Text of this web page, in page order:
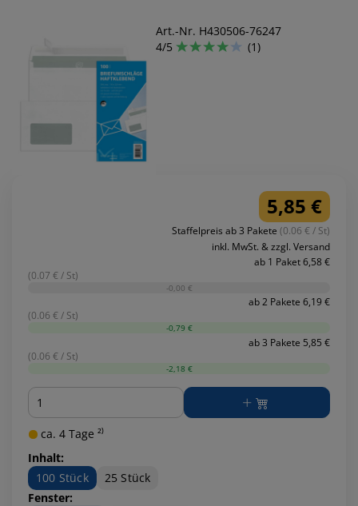
Art.-Nr. H430506-76247
4/5
(1)
5,85 €
Staffelpreis ab 3 Pakete (0.06 € / St)
inkl. MwSt. & zzgl. Versand
ab 1 Paket 6,58 €
(0.07 € / St)
-0,00 €
ab 2 Pakete 6,19 €
(0.06 € / St)
-0,79 €
ab 3 Pakete 5,85 €
(0.06 € / St)
-2,18 €
Menge
ca. 4 Tage ²⁾
Inhalt:
100 Stück
25 Stück
Fenster: